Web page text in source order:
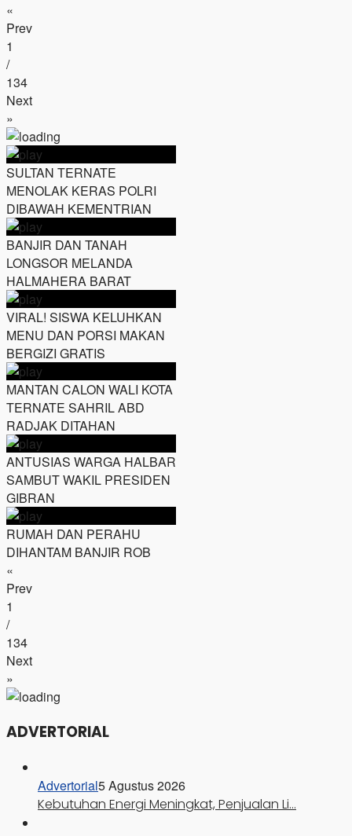
«
Prev
1
/
134
Next
»
SULTAN TERNATE
MENOLAK KERAS POLRI
DIBAWAH KEMENTRIAN
BANJIR DAN TANAH
LONGSOR MELANDA
HALMAHERA BARAT
VIRAL! SISWA KELUHKAN
MENU DAN PORSI MAKAN
BERGIZI GRATIS
MANTAN CALON WALI KOTA
TERNATE SAHRIL ABD
RADJAK DITAHAN
ANTUSIAS WARGA HALBAR
SAMBUT WAKIL PRESIDEN
GIBRAN
RUMAH DAN PERAHU
DIHANTAM BANJIR ROB
«
Prev
1
/
134
Next
»
ADVERTORIAL
Advertorial5 Agustus 2026
Kebutuhan Energi Meningkat, Penjualan Li…